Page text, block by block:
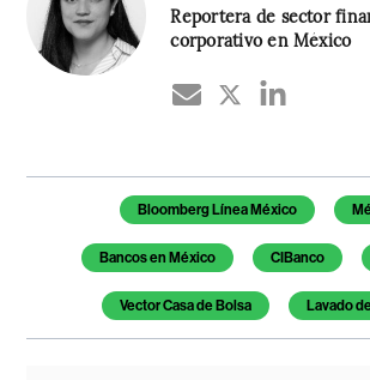
Reportera de sector
corporativo en México
Temas de este artículo
Bloomberg Línea México
Bancos en México CIBanco
Vector Casa de Bolsa Lavado